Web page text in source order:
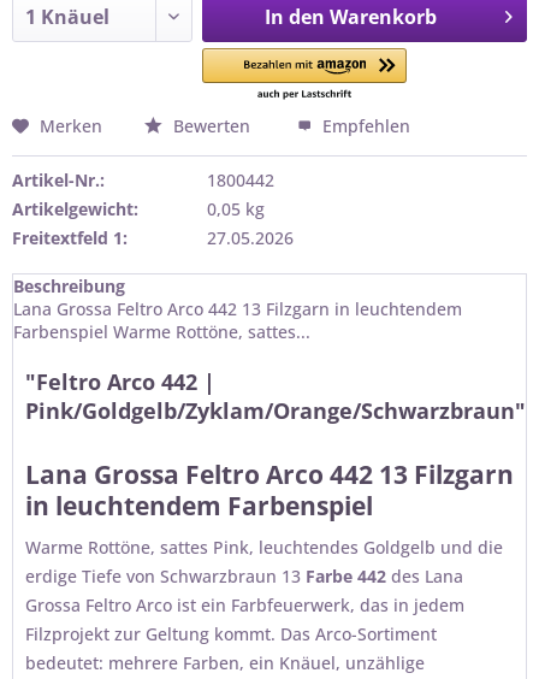
In den Warenkorb
Merken Bewerten Empfehlen
Artikel-Nr.:
1800442
Artikelgewicht:
0,05 kg
Freitextfeld 1:
27.05.2026
Beschreibung
Lana Grossa Feltro Arco 442 13 Filzgarn in leuchtendem
Farbenspiel Warme Rottöne, sattes...
"Feltro Arco 442 |
Pink/Goldgelb/Zyklam/Orange/Schwarzbraun"
Lana Grossa Feltro Arco 442 13 Filzgarn
in leuchtendem Farbenspiel
Warme Rottöne, sattes Pink, leuchtendes Goldgelb und die
erdige Tiefe von Schwarzbraun 13 Farbe 442 des Lana
Grossa Feltro Arco ist ein Farbfeuerwerk, das in jedem
Filzprojekt zur Geltung kommt. Das Arco-Sortiment
bedeutet: mehrere Farben, ein Knäuel, unzählige